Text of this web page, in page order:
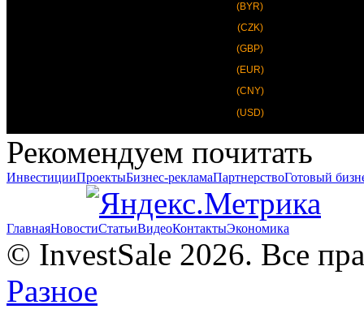
(BYR)
(CZK)
(GBP)
(EUR)
(CNY)
(USD)
Рекомендуем почитать
ИнвестицииПроектыБизнес-рекламаПартнерствоГотовый
ГлавнаяНовостиСтатьиВидеоКонтактыЭкономика
© InvestSale 2026. Все
Разное